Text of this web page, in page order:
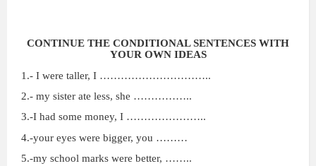
CONTINUE THE CONDITIONAL SENTENCES WITH
YOUR OWN IDEAS
1.- I were taller, I …………………………..
2.- my sister ate less, she ……………..
3.-I had some money, I …………………..
4.-your eyes were bigger, you ………
5.-my school marks were better, ……..